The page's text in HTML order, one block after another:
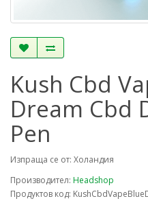
Kush Cbd
Dream Cbd
Pen
Изпраща се от: Холандия
Производител: Headshop
Продуктов код: